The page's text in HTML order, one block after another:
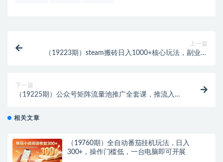
上一篇
（19223期）steam搬砖日入1000+核心玩法，副业的
下一篇
（19225期）公众号矩阵流量池推广全套课，推流入池
相关文章
（19760期）全自动番茄挂机玩法，日入
300+，操作门槛低，一台电脑即可开展